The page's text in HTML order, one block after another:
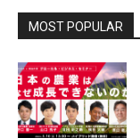
MOST POPULAR